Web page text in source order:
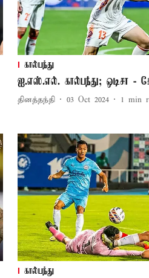
கால்பந்து
ஐ.எஸ்.எல். கால்பந்து; ஒடிசா -
தினத்தந்தி 03 Oct 2024 1 min
கால்பந்து